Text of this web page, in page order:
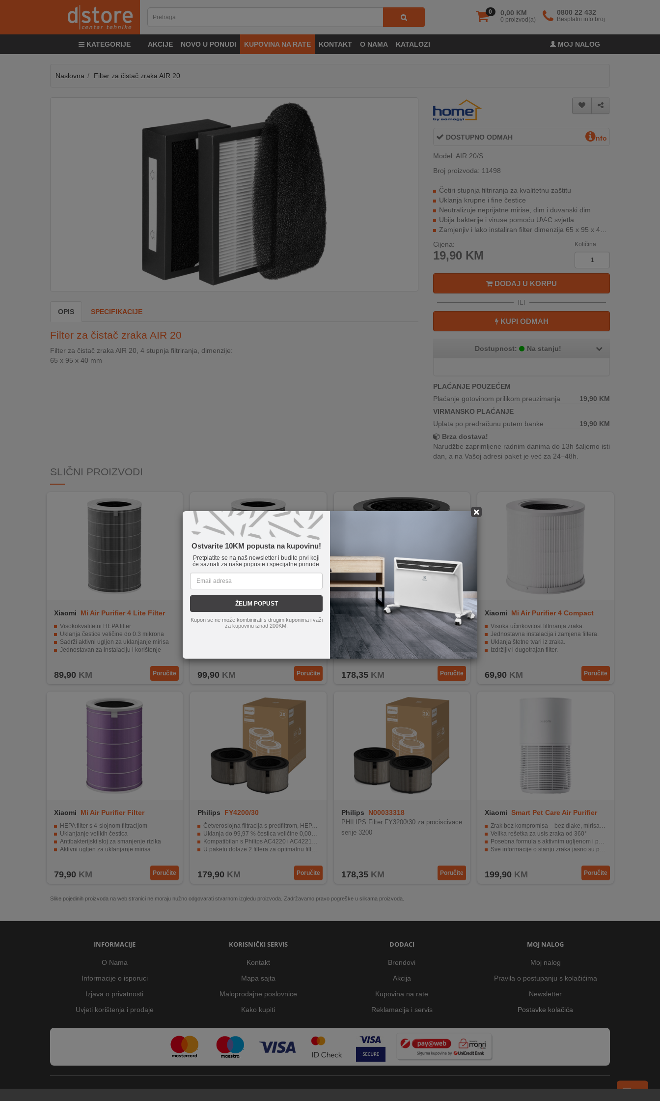
0 0,00 KM
0 proizvod(a)
0800 22 432
Besplatni info broj
KATEGORIJE AKCIJE NOVO U PONUDI KUPOVINA NA RATE KONTAKT O NAMA KATALOZI MOJ NALOG
&
KLIMATIZACIJA
INOSTRANSTVA
×
Ostvarite 10KM popusta na kupovinu!
Pretplatite se na naš newsletter i budite prvi koji
će saznati za naše popuste i specijalne ponude.
ŽELIM POPUST
Kupon se ne može kombinirati s drugim kuponima i važi
za kupovinu iznad 200KM.
Naslovna Filter za čistač zraka AIR 20
OPIS SPECIFIKACIJE
Filter za čistač zraka AIR 20
Filter za čistač zraka AIR 20, 4 stupnja filtriranja, dimenzije:
65 x 95 x 40 mm
DOSTUPNO ODMAH nfo
Model: AIR 20/S
Broj proizvoda: 11498
Četiri stupnja filtriranja za kvalitetnu zaštitu
Uklanja krupne i fine čestice
Neutralizuje neprijatne mirise, dim i duvanski dim
Ubija bakterije i viruse pomoću UV-C svjetla
Zamjenjiv i lako instaliran filter dimenzija 65 x 95 x 40 mm
Cijena:
19,90 KM
Količina
DODAJ U KORPU
ILI
KUPI ODMAH
Dostupnost: Na stanju!
PLAĆANJE POUZEĆEM
Plaćanje gotovinom prilikom preuzimanja
19,90 KM
VIRMANSKO PLAĆANJE
Uplata po predračunu putem banke
19,90 KM
Brza dostava!
Narudžbe zaprimljene radnim danima do 13h šaljemo isti
dan, a na Vašoj adresi paket je već za 24–48h.
SLIČNI PROIZVODI
Xiaomi Mi Air Purifier 4 Lite Filter
Visokokvalitetni HEPA filter
Uklanja čestice veličine do 0.3 mikrona
Sadrži aktivni ugljen za uklanjanje mirisa
Jednostavan za instalaciju i korištenje
89,90 KM Poručite
Xiaomi Mi Air Purifier 4 filter
Visoka učinkovitost filtriranja zraka
Dugotrajni filtarski element (do godinu dana)
99,90 KM Poručite
Philips N00030231
PHILIPS filter FY1700\30 AIR
178,35KM Poručite
Xiaomi
Mi Air Purifier 4 Compact
Visoka učinkovitost filtriranja zraka.
Jednostavna instalacija i zamjena filtera.
Uklanja štetne tvari iz zraka.
Izdržljiv i dugotrajan filter.
69,90 KM Poručite
Xiaomi
Mi Air Purifier Filter
HEPA filter s 4-slojnom filtracijom
Uklanjanje velikih čestica
Antibakterijski sloj za smanjenje rizika
Aktivni ugljen za uklanjanje mirisa
79,90 KM Poručite
Philips FY4200/30
Četveroslojna filtracija s predfiltrom, HEPA NanoProtec
Uklanja do 99,97 % čestica veličine 0,003 mikrona
Kompatibilan s Philips AC4220 i AC4221 pročišćivačima zraka
U paketu dolaze 2 filtera za optimalnu filtraciju
179,90 KM Poručite
Philips N00033318
PHILIPS Filter FY3200\30 za prociscivace
serije 3200
178,35KM Poručite
Xiaomi Smart Pet Care Air Purifier
Zrak bez kompromisa – bez dlake, mirisa i alergena
Velika rešetka za usis zraka od 360°
Posebna formula s aktivnim ugljenom i poroznom strukturom
Sve informacije o stanju zraka jasno su prikazane na velikom LED zaslonu
199,90 KM Poručite
Slike pojedinih proizvoda na web stranici ne moraju nužno odgovarati stvarnom izgledu proizvoda. Zadržavamo pravo pogreške u slikama proizvoda.
INFORMACIJE
O Nama
Informacije o isporuci
Izjava o privatnosti
Uvjeti korištenja i prodaje
KORISNIČKI SERVIS
Kontakt
Mapa sajta
Maloprodajne poslovnice
Kako kupiti
DODACI
Brendovi
Akcija
Kupovina na rate
Reklamacija i servis
MOJ NALOG
Moj nalog
Pravila o postupanju s kolačićima
Newsletter
Postavke kolačića